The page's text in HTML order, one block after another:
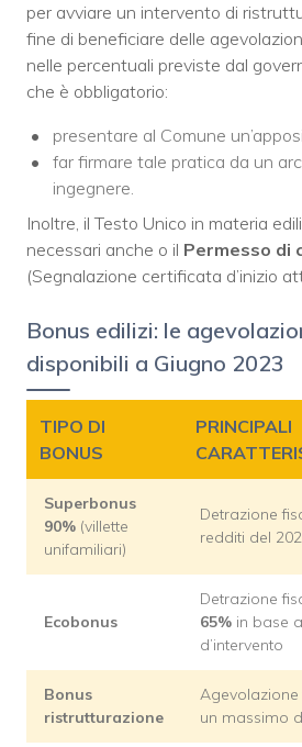
per avviare un intervento di
fine di beneficiare delle
nelle percentuali previste dal
che è obbligatorio:
presentare al Comune
far firmare tale pratica da un
ingegnere.
Inoltre, il Testo Unico in materia
necessari anche o il Permesso di
(Segnalazione certificata d’inizio
Bonus edilizi: le
disponibili a Giugno 2023
TIPO DI
BONUS
PRINCIPALI
Superbonus
90% (villette
unifamiliari)
Detrazione
redditi del
Ecobonus
Detrazione
65% in base
d’intervento
Bonus
ristrutturazione
un massimo